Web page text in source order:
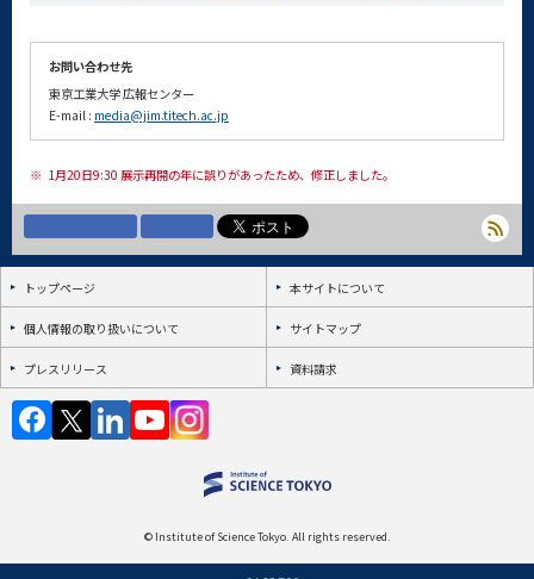
お問い合わせ先
東京工業大学 広報センター
E-mail : media@jim.titech.ac.jp
※ 1月20日9:30 展示再開の年に誤りがあったため、修正しました。
トップページ 本サイトについて
個人情報の取り扱いについて サイトマップ
プレスリリース 資料請求
© Institute of Science Tokyo. All rights reserved.